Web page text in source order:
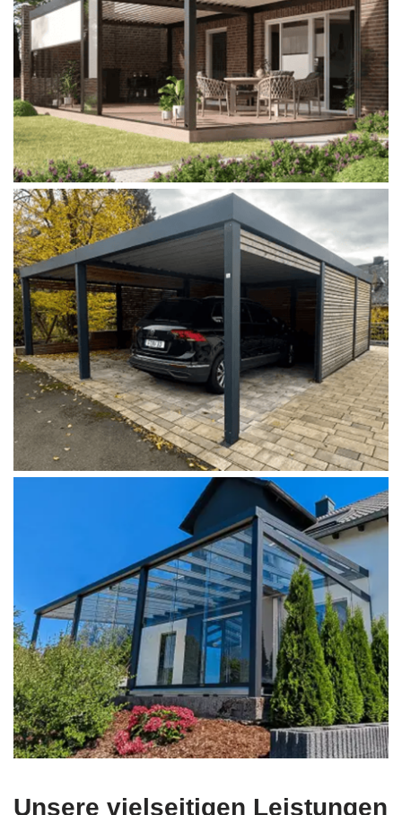
Unsere vielseitigen Leistungen